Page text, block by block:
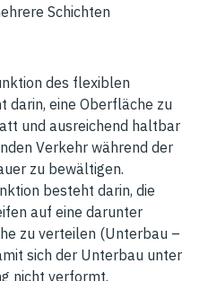
Schichten
des flexiblen
eine Oberfläche zu
und ausreichend haltbar
Verkehr während der
zu bewältigen.
besteht darin, die
auf eine darunter
zu verteilen (Unterbau –
sich der Unterbau unter
nicht verformt.